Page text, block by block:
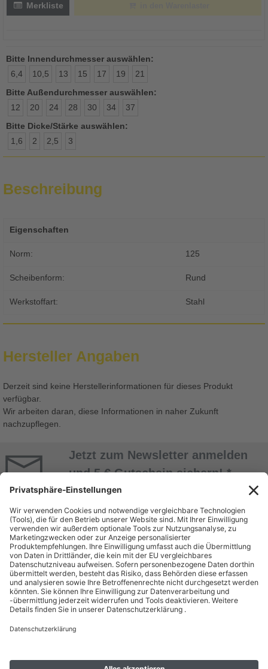
Bitte Innendurchmesser auswählen:
6,4
10,5 13 15 17 19
21
Bitte Außendurchmesser auswählen:
12
20 24 28 30 34
37
Bitte Dicke/Stärke auswählen:
1,6
2 2,5 3
Merkliste
Beschreibung
Eigenschaften
Norm: 125
Scheibenform: Rund
Werkstoffart: Stahl
Hersteller Angaben
Derzeit sind keine Herstellerinformationen für dieses Produkt
verfügbar.
Wir arbeiten daran, diese Informationen in naher Zukunft
nachzupflegen.
Jetzt zum Newsletter anmelden
und 5 € Gutschein sichern! *
Jetzt Anmelden
* Alle Daten werden vertraulich behandelt. Abmeldung jederzeit möglich. Nur mit
Kundenkonto! Mindestbestellwert 50 EUR.
ÜBER UNS
Unternehmen
Geschäftsbereiche
Miete
Dienstleistungen & Service
Karriere
EINKAUF BEI
BEUTLHAUSER
Bestellung
Zahlung & Versand
Kontakt
Batterieentsorgung
Mein Konto